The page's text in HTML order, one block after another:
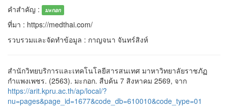
คำสำคัญ :
มะกอก
ที่มา : https://medthai.com/
รวบรวมและจัดทำข้อมูล : กาญจนา จันทร์สิงห์
สำนักวิทยบริการและเทคโนโลยีสารสนเทศ มาหาวิทยาลัยราชภัฏ
กำแพงเพชร. (2563). มะกอก. สืบค้น 7 สิงหาคม 2569, จาก
https://arit.kpru.ac.th/ap/local/?
nu=pages&page_id=1677&code_db=610010&code_type=01